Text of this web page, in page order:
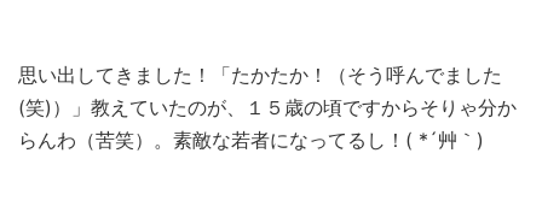
思い出してきました！「たかたか！（そう呼んでました
(笑)）」教えていたのが、１５歳の頃ですからそりゃ分か
らんわ（苦笑）。素敵な若者になってるし！( *´艸｀)